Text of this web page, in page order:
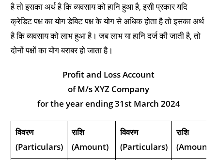
है तो इसका अर्थ है कि व्यवसाय को हानि हुआ है, इसी प्रकार यदि
क्रेडिट पक्ष का योग डेबिट पक्ष के योग से अधिक होता है तो इसका अर्थ
है कि व्यवसाय को लाभ हुआ है। जब लाभ या हानि दर्ज की जाती है, तो
दोनों पक्षों का योग बराबर हो जाता है।
Profit and Loss Account
of M/s XYZ Company
for the year ending 31st March 2024
विवरण
(Particulars)
राशि
(Amount)
विवरण
(Particulars)
राशि
(Amount)